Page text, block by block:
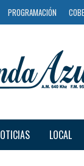
PROGRAMACIÓN
LOCAL